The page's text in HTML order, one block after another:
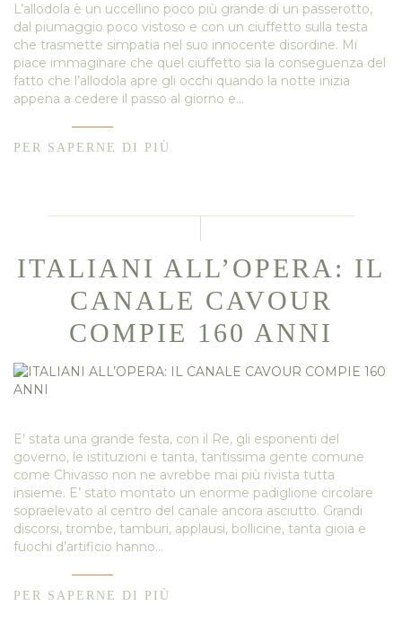
L’allodola è un uccellino poco più grande di un passerotto,
dal piumaggio poco vistoso e con un ciuffetto sulla testa
che trasmette simpatia nel suo innocente disordine. Mi
piace immaginare che quel ciuffetto sia la conseguenza del
fatto che l’allodola apre gli occhi quando la notte inizia
appena a cedere il passo al giorno e…
PER SAPERNE DI PIÙ
ITALIANI ALL’OPERA: IL
CANALE CAVOUR
COMPIE 160 ANNI
E’ stata una grande festa, con il Re, gli esponenti del
governo, le istituzioni e tanta, tantissima gente comune
come Chivasso non ne avrebbe mai più rivista tutta
insieme. E’ stato montato un enorme padiglione circolare
sopraelevato al centro del canale ancora asciutto. Grandi
discorsi, trombe, tamburi, applausi, bollicine, tanta gioia e
fuochi d’artificio hanno…
PER SAPERNE DI PIÙ